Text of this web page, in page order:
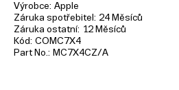
Výrobce Apple
Záruka spotřebitel
24 Měsíců
Záruka ostatní 12 Měsíců
Kód COMC7X4
Part No.
MC7X4CZ/A